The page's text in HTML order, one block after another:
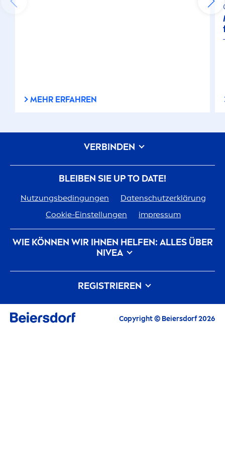
MEHR ERFAHREN
BLEIBEN SIE UP TO DATE!
Nutzungsbedingungen
Datenschutzerklärung
Cookie-Einstellungen
impressum
WIE KÖNNEN WIR IHNEN HELFEN: ALLES ÜBER
NIVEA
Markenhistorie
Karriere bei Beiersdorf
Unsere Philosophie
Kontakt
REGISTRIEREN
Alle aktuellen Highlights, Pflegetipps,
VERBINDEN
Copyright © Beiersdorf 2026